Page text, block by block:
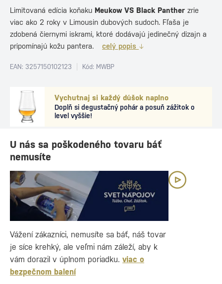
Vychutnaj si každý dúšok naplno
Doplň si degustačný pohár a posuň zážitok o
level vyššie!
Limitovaná edícia koňaku Meukow VS Black Panther zrie
viac ako 2 roky v Limousin dubových sudoch. Fľaša je
zdobená čiernymi iskrami, ktoré dodávajú jedinečný dizajn a
pripomínajú kožu pantera.
celý popis
EAN: 3257150102123 Kód: MWBP
U nás sa poškodeného tovaru báť
nemusíte
Vážení zákazníci, nemusíte sa báť, náš tovar
je síce krehký, ale veľmi nám záleží, aby k
vám dorazil v úplnom poriadku. viac o
bezpečnom balení